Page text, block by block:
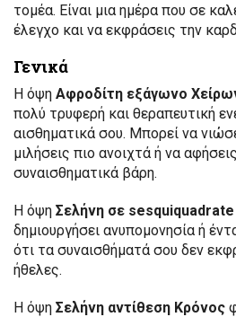
τομέα. Είναι μια ημέρα που σε
έλεγχο και να εκφράσεις την
Γενικά
Η όψη Αφροδίτη εξάγωνο
πολύ τρυφερή και θεραπευτική
αισθηματικά σου. Μπορεί να
μιλήσεις πιο ανοιχτά ή να
συναισθηματικά βάρη.
Η όψη Σελήνη σε
δημιουργήσει ανυπομονησία ή
ότι τα συναισθήματά σου δεν
ήθελες.
Η όψη Σελήνη αντίθεση Κρόνος